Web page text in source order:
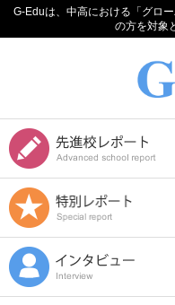
G-Eduは、中高における「グロ
の方を対象